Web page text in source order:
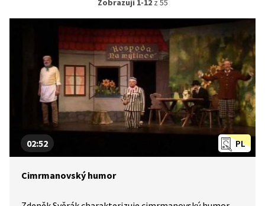
Zobrazuji 1-12z 55
PL
02:52
Cimrmanovský humor